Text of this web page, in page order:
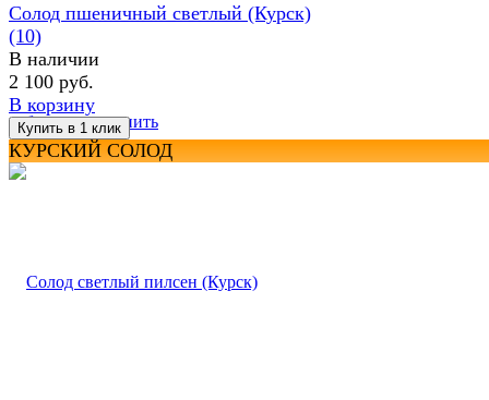
избранное сравнить
Солод пшеничный светлый (Курск)
(10)
В наличии
2 100 руб.
В корзину
КУРСКИЙ СОЛОД